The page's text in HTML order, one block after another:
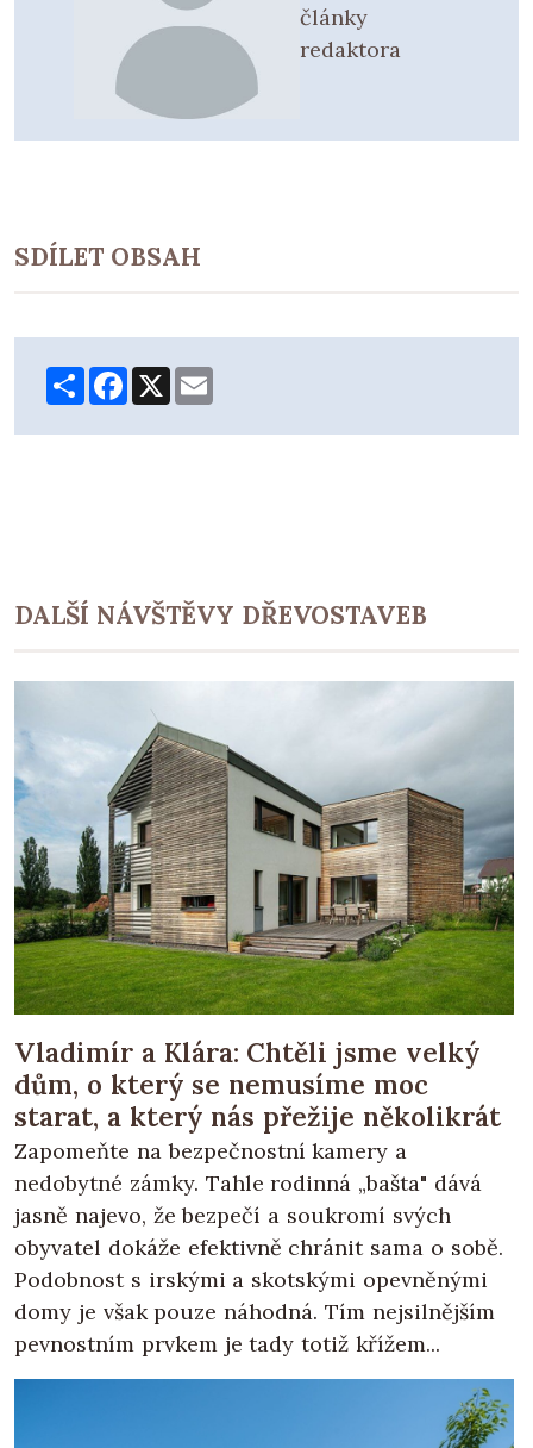
články
redaktora
SDÍLET OBSAH
ShareFacebook
X
DALŠÍ NÁVŠTĚVY DŘEVOSTAVEB
Vladimír a Klára: Chtěli jsme velký
dům, o který se nemusíme moc
starat, a který nás přežije několikrát
Zapomeňte na bezpečnostní kamery a
nedobytné zámky. Tahle rodinná „bašta" dává
jasně najevo, že bezpečí a soukromí svých
obyvatel dokáže efektivně chránit sama o sobě.
Podobnost s irskými a skotskými opevněnými
domy je však pouze náhodná. Tím nejsilnějším
pevnostním prvkem je tady totiž křížem...